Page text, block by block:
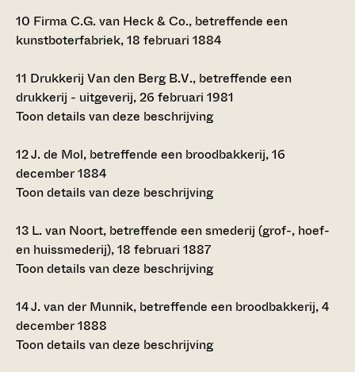
10 Firma C.G. van Heck & Co., betreffende een
kunstboterfabriek, 18 februari 1884
11 Drukkerij Van den Berg B.V., betreffende een
drukkerij - uitgeverij, 26 februari 1981
Toon details van deze beschrijving
12J. de Mol, betreffende een broodbakkerij, 16
december 1884
Toon details van deze beschrijving
13 L. van Noort, betreffende een smederij (grof-, hoef-
en huissmederij), 18 februari 1887
Toon details van deze beschrijving
14J. van der Munnik, betreffende een broodbakkerij, 4
december 1888
Toon details van deze beschrijving